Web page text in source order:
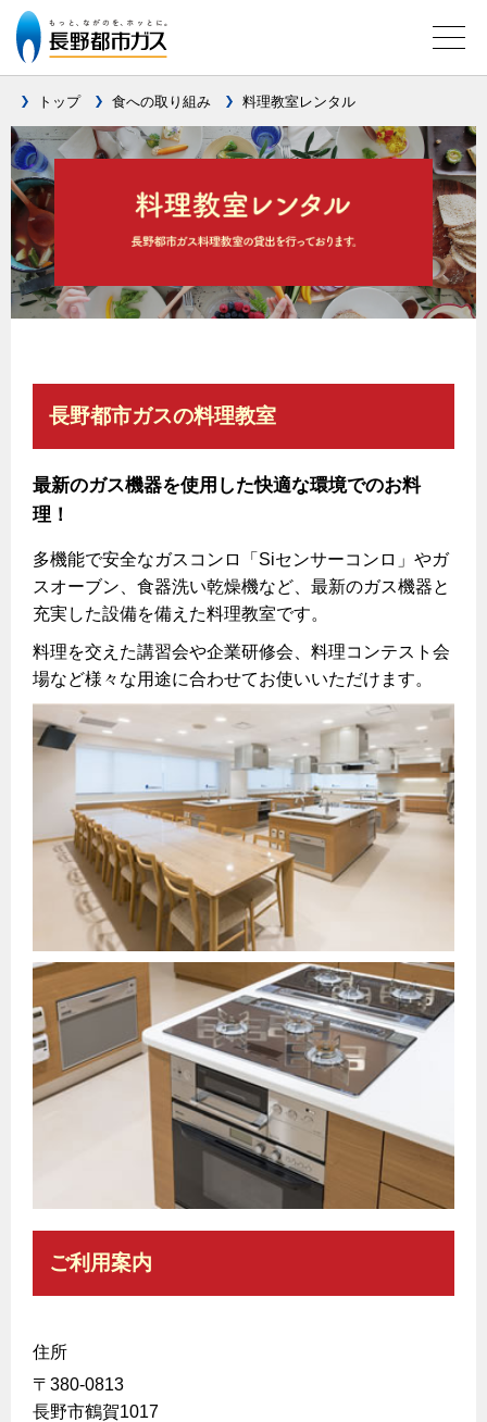
ガス料金について
料金メニュー
料金表
料金の計算方法
家庭用選択約款
クレジットカードによるお支払い
払込書によるスマホアプリでのお支払い
原料費調整制度について
こんなときは
ガスくさいとき・警報器が鳴ったとき
ガスが出ないとき
ガスメーターの復帰方法
ガス器具が故障したとき
地震のとき
ガス給湯器・風呂釜の凍結予防方法
故障診断
ガス工事について
ガス工事に関する約款・委託要件・内管工事見積単価表
新しく都市ガスをご利用したい方へ
道路・敷地内で工事をされる皆さまへ
ガスを安全にお使いいただくために
ガスメーターの役割と安全機能
長期使用製品安全点検制度について
換気と給排気設備の注意点
設備別に比較する
ガスコンロとIHクッキングヒーターの比較
安全性
快適性
経済性
ライフスタイルの変化に対応するエコジョーズ
ガス・電気併用住宅とオール電化住宅の比較
経済性、環境性、創エネ
ライフステージ別に比較する
20代
30代
40代～50代
プロパンガスから都市ガスへの切り替え
都市ガス切り替えのメリット
導入事例
都市ガス切り替え事例
キッチン
最新ガスコンロの実力
グリル活用法
コンロの取替えは
レンジフード
レンジフード
オーブン・炊飯器
オーブン
炊飯器
警報器
バスルーム
エコジョーズ
浴室暖房乾燥機・脱衣室
ミストサウナ
衣類乾燥機
ガスファンヒーター
ガス温水床暖房・ルームヒーター
バスルームをリフォーム
その他をリフォーム
3つのあんしん宣言
スタッフ
リフォームの流れ
リフォームのお知らせ
ショールーム
リフォームについてのお問い合わせ
電力の自由化について
長野都市ガスのでんきのポイント
電気料金 長野都市ガスでんきプラン
都市ガスでんき 従量電灯Ｂ
都市ガスでんき 従量電灯Ｃ
都市ガスでんき 低圧電力
ご請求とお支払い
約款
電気料金のシミュレーション
ご契約・お手続き
お申込み
停電時の対応
よくあるご質問
ヤミーのレシピ帖
エコ・クッキング
料理教室レンタル
法人のお客様へ
お知らせ
お問合わせ・資料請求 ショールーム
情報誌 企業情報
採用情報
トップ 食への取り組み 料理教室レンタル
長野都市ガスの料理教室
最新のガス機器を使用した快適な環境でのお料
理！
多機能で安全なガスコンロ「Siセンサーコンロ」やガ
スオーブン、食器洗い乾燥機など、最新のガス機器と
充実した設備を備えた料理教室です。
料理を交えた講習会や企業研修会、料理コンテスト会
場など様々な用途に合わせてお使いいただけます。
ご利用案内
住所
〒380-0813
長野市鶴賀1017